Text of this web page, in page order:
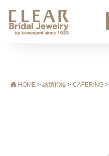
メインナビゲーション
HOME> 結婚指輪 > CAFERING>